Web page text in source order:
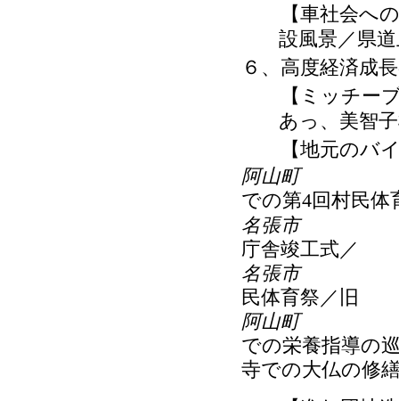
【車社会への
設風景／県
６、高度経済成
【ミッチーブ
あっ、美智
【地元のバイ
阿山町
での第4回村民体
名張市
庁舎竣工式／
名張市
民体育祭／旧
阿山町
での栄養指導の
寺での大仏の修